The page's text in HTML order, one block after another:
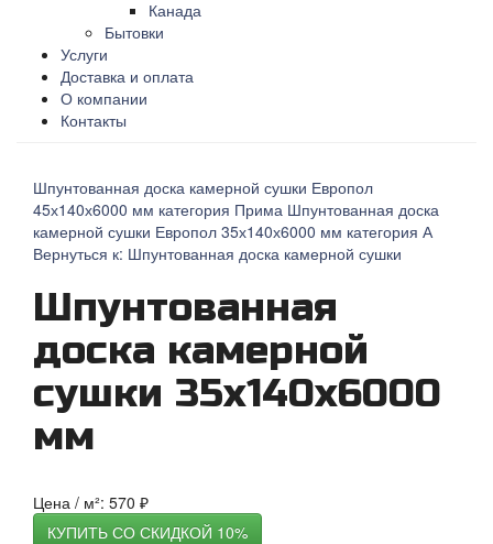
Канада
Бытовки
Услуги
Доставка и оплата
О компании
Контакты
Шпунтованная доска камерной сушки Европол
45х140х6000 мм категория Прима Шпунтованная доска
камерной сушки Европол 35х140х6000 мм категория А
Вернуться к: Шпунтованная доска камерной сушки
Шпунтованная
доска камерной
сушки 35х140х6000
мм
Цена / м²: 570 ₽
КУПИТЬ СО СКИДКОЙ 10%